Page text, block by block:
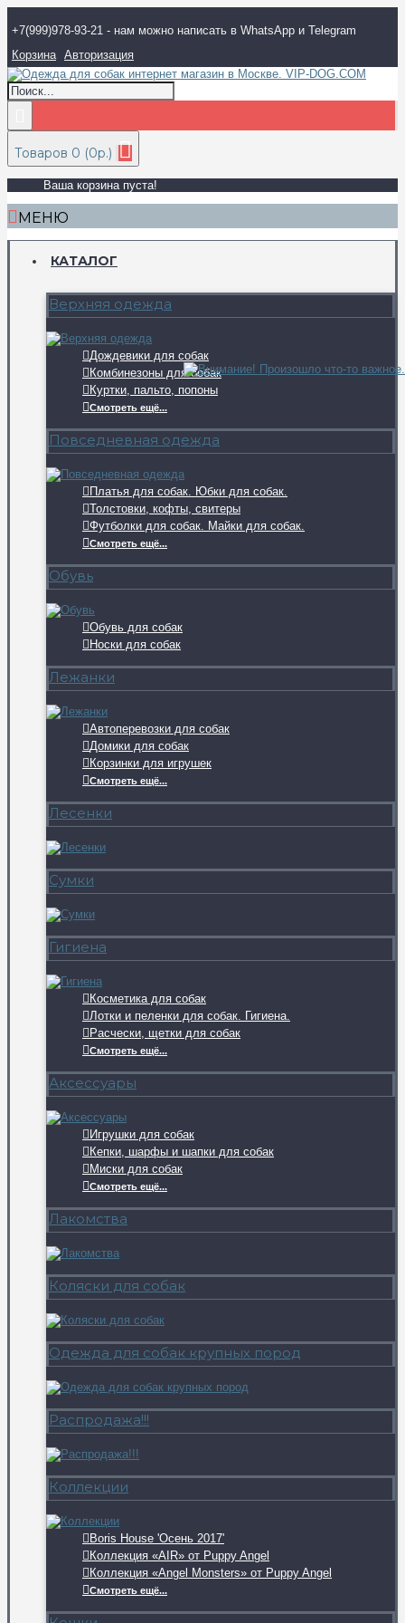
+7(999)978-93-21 - нам можно написать в WhatsApp и Telegram
Корзина Авторизация
Товаров 0 (0р.)
Ваша корзина пуста!
МЕНЮ
КАТАЛОГ
Верхняя одежда
Дождевики для собак
Комбинезоны для собак
Куртки, пальто, попоны
Смотреть ещё...
Повседневная одежда
Платья для собак. Юбки для собак.
Толстовки, кофты, свитеры
Футболки для собак. Майки для собак.
Смотреть ещё...
Обувь
Обувь для собак
Носки для собак
Лежанки
Автоперевозки для собак
Домики для собак
Корзинки для игрушек
Смотреть ещё...
Лесенки
Сумки
Гигиена
Косметика для собак
Лотки и пеленки для собак. Гигиена.
Расчески, щетки для собак
Смотреть ещё...
Аксессуары
Игрушки для собак
Кепки, шарфы и шапки для собак
Миски для собак
Смотреть ещё...
Лакомства
Коляски для собак
Одежда для собак крупных пород
Распродажа!!!
Коллекции
Boris House 'Осень 2017'
Коллекция «AIR» от Puppy Angel
Коллекция «Angel Monsters» от Puppy Angel
Смотреть ещё...